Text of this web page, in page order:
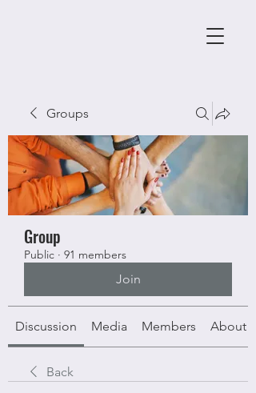
Groups
Group
Public · 91 members
Join
Discussion Media Members About
Back